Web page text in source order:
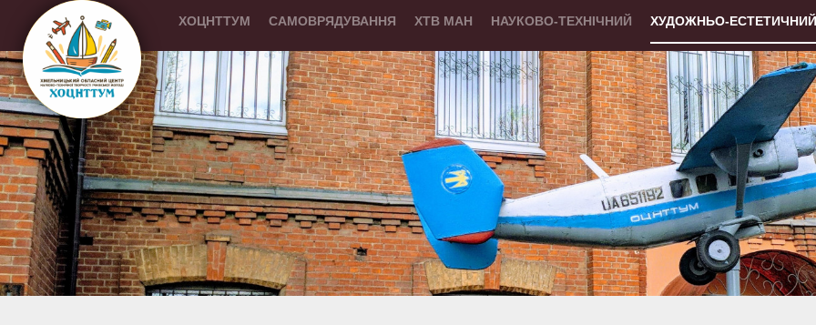
ХОЦНТТУМ САМОВРЯДУВАННЯ ХТВ МАН НАУКОВО-ТЕХНІЧНИЙ ХУДОЖНЬО-